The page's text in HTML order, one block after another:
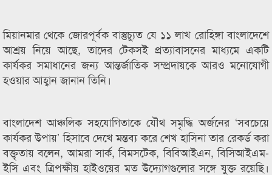
মিয়ানমার থেকে জোরপূর্বক বাস্তুচ্যুত যে ১১ লাখ রোহিঙ্গা বাংলাদেশে
আশ্রয় নিয়ে আছে, তাদের টেকসই প্রত্যাবাসনের মাধ্যমে একটি
কার্যকর সমাধানের জন্য আন্তর্জাতিক সম্প্রদায়কে আরও মনোযোগী
হওয়ার আহ্বান জানান তিনি।
বাংলাদেশ আঞ্চলিক সহযোগিতাকে যৌথ সমৃদ্ধি অর্জনের ‘সবচেয়ে
কার্যকর উপায়’ হিসাবে দেখে মন্তব্য করে শেখ হাসিনা তার রেকর্ড করা
বক্তৃতায় বলেন, আমরা সার্ক, বিমসটেক, বিবিআইএন, বিসিআইএম-
ইসি এবং ত্রিপক্ষীয় হাইওয়ের মত উদ্যোগগুলোর সঙ্গে যুক্ত রয়েছি।